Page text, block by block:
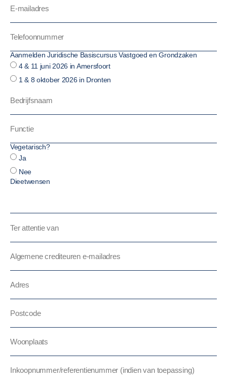
Aanmelden Juridische Basiscursus Vastgoed en Grondzaken
4 & 11 juni 2026 in Amersfoort
1 & 8 oktober 2026 in Dronten
Vegetarisch?
Ja
Nee
Dieetwensen